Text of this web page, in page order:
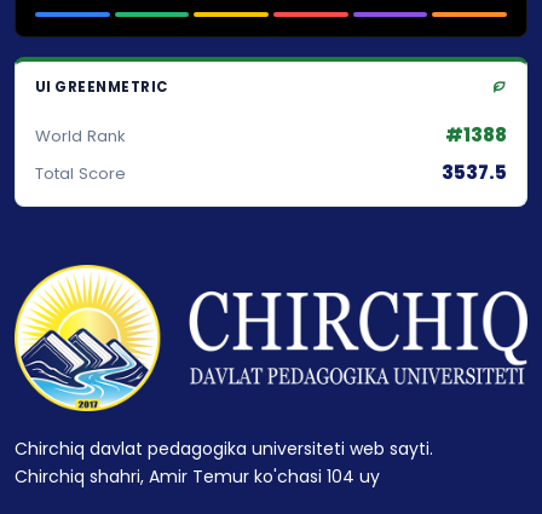
UI GREENMETRIC
World Rank #1388
Total Score 3537.5
Chirchiq davlat pedagogika universiteti web sayti.
Chirchiq shahri, Amir Temur ko'chasi 104 uy